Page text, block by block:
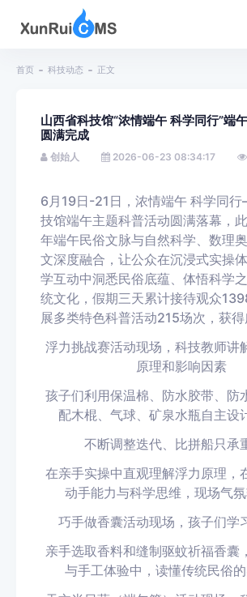
首页 科技动态 正文
山西省科技馆“浓情端午 科学同行”端
圆满完成
创始人 2026-06-23 08:34:17
6月19日-21日，浓情端午 科学同
技馆端午主题科普活动圆满落幕，
年端午民俗文脉与自然科学、数理
文深度融合，让公众在沉浸式实操
学互动中洞悉民俗底蕴、体悟科学
统文化，假期三天累计接待观众
展多类特色科普活动215场次，获得
浮力挑战赛活动现场，科技教师讲
原理和影响因素
孩子们利用保温棉、防水胶带、防
配木棍、气球、矿泉水瓶自主设
不断调整迭代、比拼船只承
在亲手实操中直观理解浮力原理，
动手能力与科学思维，现场气
巧手做香囊活动现场，孩子们学
亲手选取香料和缝制驱蚊祈福香囊
与手工体验中，读懂传统民俗